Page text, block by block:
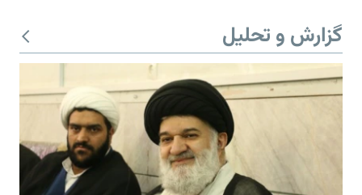
گزارش و تحلیل